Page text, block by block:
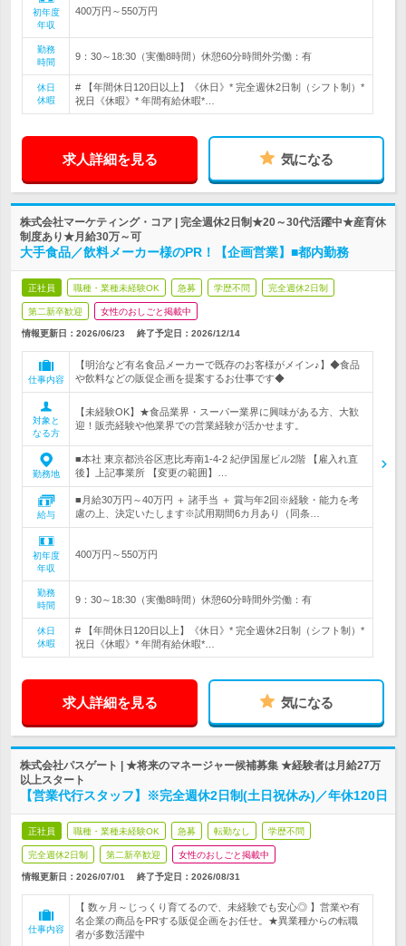
初年度
年収
400万円～550万円
勤務
時間
9：30～18:30（実働8時間）休憩60分時間外労働：有
休日
休暇
# 【年間休日120日以上】《休日》* 完全週休2日制（シフト制）*
祝日《休暇》* 年間有給休暇*…
求人詳細を見る 気になる
株式会社マーケティング・コア | 完全週休2日制★20～30代活躍中★産育休
制度あり★月給30万～可
大手食品／飲料メーカー様のPR！【企画営業】■都内勤務
正社員 職種・業種未経験OK 急募 学歴不問 完全週休2日制
第二新卒歓迎 女性のおしごと掲載中
情報更新日：2026/06/23 終了予定日： 2026/12/14
仕事内容
【明治など有名食品メーカーで既存のお客様がメイン♪】◆食品
や飲料などの販促企画を提案するお仕事です◆
対象と
なる方
【未経験OK】★食品業界・スーパー業界に興味がある方、大歓
迎！販売経験や他業界での営業経験が活かせます。
勤務地
■本社 東京都渋谷区恵比寿南1-4-2 紀伊国屋ビル2階 【雇入れ直
後】上記事業所 【変更の範囲】…
給与
■月給30万円～40万円 ＋ 諸手当 ＋ 賞与年2回※経験・能力を考
慮の上、決定いたします※試用期間6カ月あり（同条…
初年度
年収
400万円～550万円
勤務
時間
9：30～18:30（実働8時間）休憩60分時間外労働：有
休日
休暇
# 【年間休日120日以上】《休日》* 完全週休2日制（シフト制）*
祝日《休暇》* 年間有給休暇*…
求人詳細を見る 気になる
株式会社パスゲート | ★将来のマネージャー候補募集 ★経験者は月給27万
以上スタート
【営業代行スタッフ】※完全週休2日制(土日祝休み)／年休120日
正社員 職種・業種未経験OK 急募 転勤なし 学歴不問
完全週休2日制 第二新卒歓迎 女性のおしごと掲載中
情報更新日：2026/07/01 終了予定日： 2026/08/31
仕事内容
【 数ヶ月～じっくり育てるので、未経験でも安心◎ 】営業や有
名企業の商品をPRする販促企画をお任せ。★異業種からの転職
者が多数活躍中